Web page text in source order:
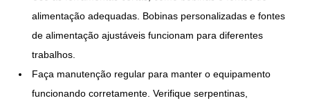
alimentação adequadas. Bobinas personalizadas e fontes
de alimentação ajustáveis funcionam para diferentes
trabalhos.
Faça manutenção regular para manter o equipamento
funcionando corretamente. Verifique serpentinas,